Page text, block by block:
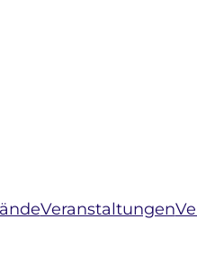
Veranstaltungen